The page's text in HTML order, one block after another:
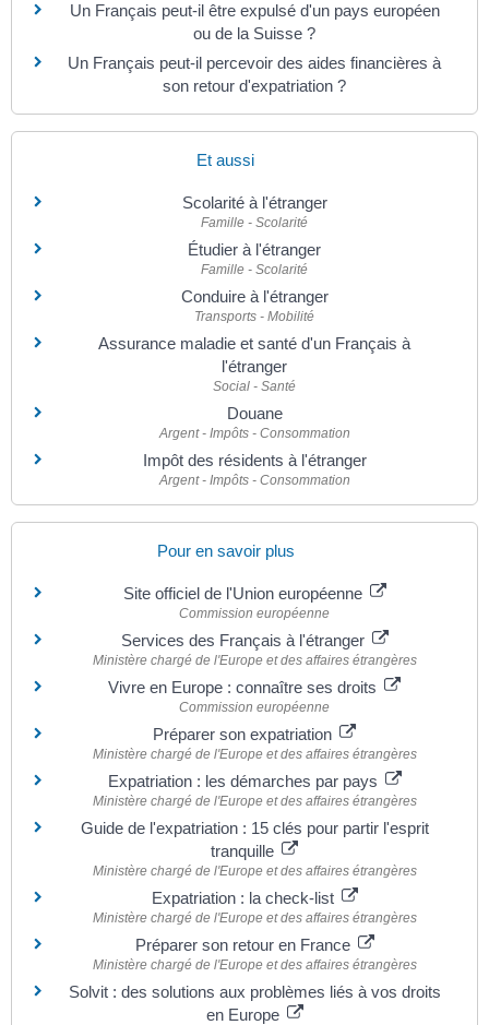
Un Français peut-il être expulsé d'un pays européen
ou de la Suisse ?
Un Français peut-il percevoir des aides financières à
son retour d'expatriation ?
Et aussi
Scolarité à l'étranger
Famille - Scolarité
Étudier à l'étranger
Famille - Scolarité
Conduire à l'étranger
Transports - Mobilité
Assurance maladie et santé d'un Français à
l'étranger
Social - Santé
Douane
Argent - Impôts - Consommation
Impôt des résidents à l'étranger
Argent - Impôts - Consommation
Pour en savoir plus
Site officiel de l'Union européenne
Commission européenne
Services des Français à l'étranger
Ministère chargé de l'Europe et des affaires étrangères
Vivre en Europe : connaître ses droits
Commission européenne
Préparer son expatriation
Ministère chargé de l'Europe et des affaires étrangères
Expatriation : les démarches par pays
Ministère chargé de l'Europe et des affaires étrangères
Guide de l'expatriation : 15 clés pour partir l'esprit
tranquille
Ministère chargé de l'Europe et des affaires étrangères
Expatriation : la check-list
Ministère chargé de l'Europe et des affaires étrangères
Préparer son retour en France
Ministère chargé de l'Europe et des affaires étrangères
Solvit : des solutions aux problèmes liés à vos droits
en Europe